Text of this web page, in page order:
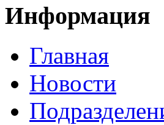
Информация
Главная
Новости